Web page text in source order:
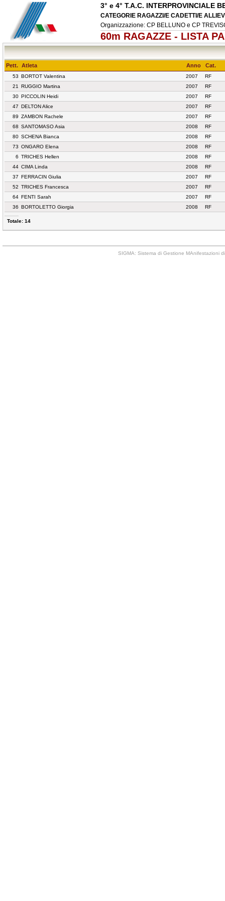
3° e 4° T.A.C. INTERPROVINCIALE
CATEGORIE RAGAZZI/E CADETTI/E
Organizzazione: CP BELLUNO e CP
60m RAGAZZE - LISTA
Pett. Atleta Anno Cat.
53 BORTOT Valentina 2007
RF
21
RUGGIO Martina 2007
RF
30 PICCOLIN Heidi 2007
RF
47 DELTON Alice 2007
RF
89 ZAMBON Rachele 2007
RF
68 SANTOMASO Asia 2008
RF
80 SCHENA Bianca 2008
RF
73 ONGARO Elena 2008
RF
6 TRICHES Hellen 2008
RF
44 CIMA Linda 2008
RF
37 FERRACIN Giulia 2007
RF
52 TRICHES Francesca 2007
RF
64 FENTI Sarah 2007
RF
36 BORTOLETTO Giorgia 2008 RF
Totale: 14
SIGMA: Sistema di Gestione MAnifestazioni